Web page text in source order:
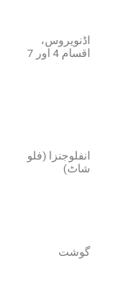
اڈنویروس،
اقسام 4 اور 7
انفلوجنزا (فلو
شاٹ)
گوشت